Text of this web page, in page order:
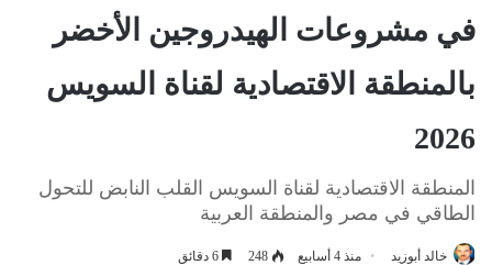
في مشروعات الهيدروجين الأخضر
بالمنطقة الاقتصادية لقناة السويس
2026
المنطقة الاقتصادية لقناة السويس القلب النابض للتحول
الطاقي في مصر والمنطقة العربية
خالد أبوزيد منذ 4 أسابيع 248